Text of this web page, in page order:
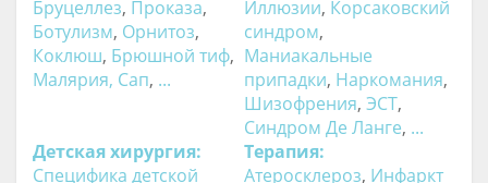
Бруцеллез, Проказа,
Ботулизм, Орнитоз,
Коклюш, Брюшной тиф,
Малярия, Сап, ...
Иллюзии, Корсаковский
синдром,
Маниакальные
припадки, Наркомания,
Шизофрения, ЭСТ,
Синдром Де Ланге, ...
Детская хирургия:
Специфика детской
Терапия:
Атеросклероз, Инфаркт